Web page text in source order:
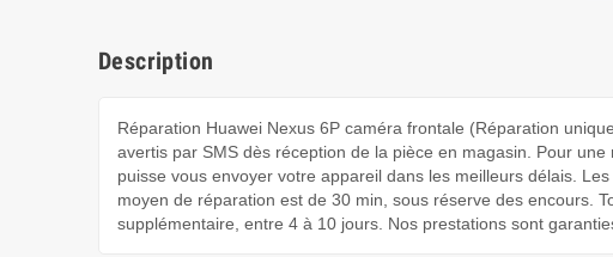
Description
Réparation Huawei Nexus 6P caméra frontale (Réparation
avertis par SMS dès réception de la pièce en magasin. Pour
puisse vous envoyer votre appareil dans les meilleurs délais.
moyen de réparation est de 30 min, sous réserve des encours.
supplémentaire, entre 4 à 10 jours. Nos prestations sont